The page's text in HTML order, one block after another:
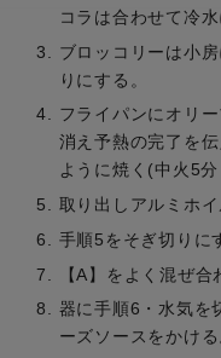
コラは合わせて冷水
ブロッコリーは小
りにする。
フライパンにオリ
消え予熱の完了を
ように焼く(中火5分
取り出しアルミホ
手順5をそぎ切りに
【A】をよく混ぜ合
器に手順6・水気を
ーズソースをかける